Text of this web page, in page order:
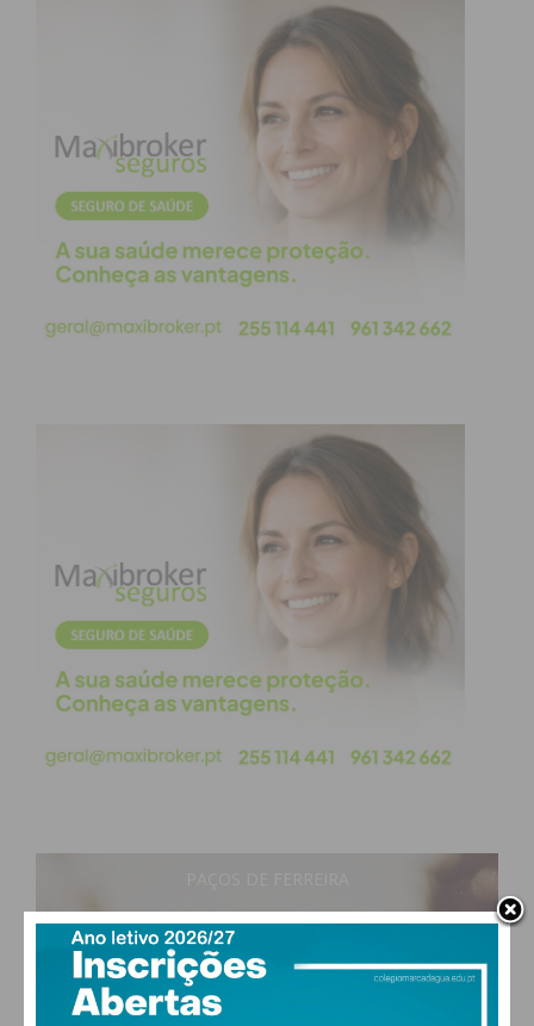
Os eixos do novo mandato
Subscreva a newsletter do Imediato
Os eixos do novo mandato
Com os olhos postos no futuro, Nuno Araújo
reafirmou as prioridades que vão nortear a atuação
da Federação do Porto nos próximos dois anos:
desenvolvimento económico e social do país.
Renovação geracional:Manter a
organização política aberta à entrada de
novos quadros, sem descurar a valorização
dos militantes com provas dadas.
Proximidade:
Reforçar a influência do PS no
xadrez político regional através de uma maior
mobilização das bases e dos autarcas locais.
O presidente da Federação do PS Porto concluiu o
reconhecimento a todos os militantes, autarcas e
uma “responsabilidade acrescida”. “Continuo a
Tempo de Coragem”, rematou.
26°
vento: 2m/s ONO